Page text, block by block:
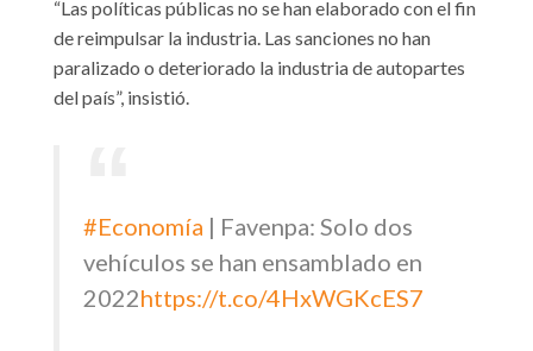
“Las políticas públicas no se han elaborado con el fin
de reimpulsar la industria. Las sanciones no han
paralizado o deteriorado la industria de autopartes
del país”, insistió.
#Economía | Favenpa: Solo dos
vehículos se han ensamblado en
2022https://t.co/4HxWGKcES7